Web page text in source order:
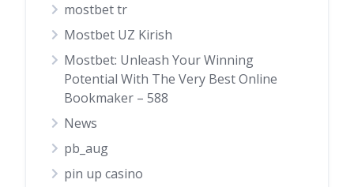
mostbet tr
Mostbet UZ Kirish
Mostbet: Unleash Your Winning
Potential With The Very Best Online
Bookmaker – 588
News
pb_aug
pin up casino